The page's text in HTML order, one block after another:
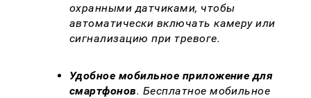
охранными датчиками, чтобы
автоматически включать камеру или
сигнализацию при тревоге.
Удобное мобильное приложение для
смартфонов. Бесплатное мобильное